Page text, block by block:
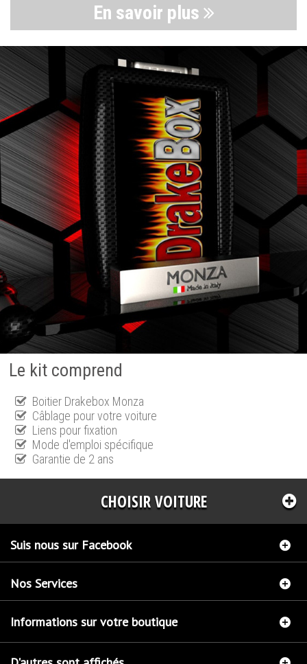
En savoir plus
Le kit comprend
Boitier Drakebox Monza
Câblage pour votre voiture
Liens pour fixation
Mode d'emploi spécifique
Garantie de 2 ans
CHOISIR VOITURE
Suis nous sur Facebook
Nos Services
Informations sur votre boutique